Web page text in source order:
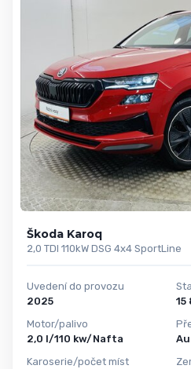
Škoda Karoq
2,0 TDI 110kW DSG 4x4 SportLine
Uvedení do provozu
2025
Motor/palivo
2,0 l/110 kw/Nafta
Karoserie/počet míst